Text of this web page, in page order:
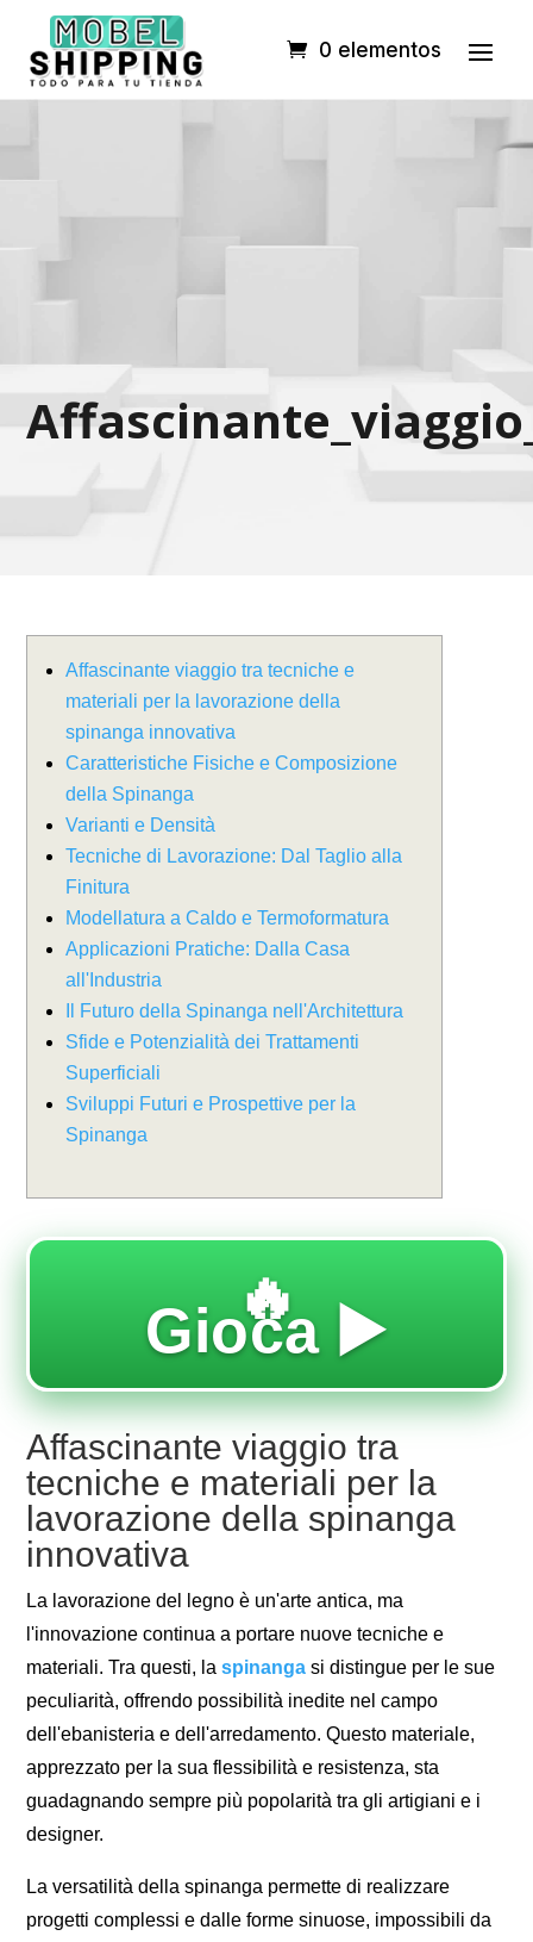
0 elementos
Affascinante viaggio tra tecniche e
materiali per la lavorazione della
spinanga innovativa
Caratteristiche Fisiche e Composizione
della Spinanga
Varianti e Densità
Tecniche di Lavorazione: Dal Taglio alla
Finitura
Modellatura a Caldo e Termoformatura
Applicazioni Pratiche: Dalla Casa
all'Industria
Il Futuro della Spinanga nell'Architettura
Sfide e Potenzialità dei Trattamenti
Superficiali
Sviluppi Futuri e Prospettive per la
Spinanga
🔥
Gioca ▶️
Affascinante viaggio tra
tecniche e materiali per la
lavorazione della spinanga
innovativa
La lavorazione del legno è un'arte antica, ma
l'innovazione continua a portare nuove tecniche e
materiali. Tra questi, laspinanga si distingue per le sue
peculiarità, offrendo possibilità inedite nel campo
dell'ebanisteria e dell'arredamento. Questo materiale,
apprezzato per la sua flessibilità e resistenza, sta
guadagnando sempre più popolarità tra gli artigiani e i
designer.
La versatilità della spinanga permette di realizzare
progetti complessi e dalle forme sinuose, impossibili da